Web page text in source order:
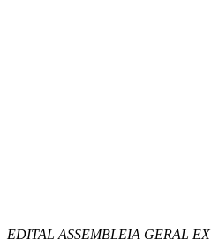
EDITAL ASSEMBLEIA GERAL